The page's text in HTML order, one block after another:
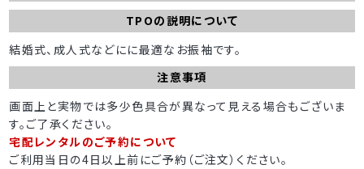
TPOの説明について
結婚式、成人式などにに最適なお振袖です。
注意事項
画面上と実物では多少色具合が異なって見える場合もございま
す。ご了承ください。
宅配レンタルのご予約について
ご利用当日の4日以上前にご予約（ご注文）ください。